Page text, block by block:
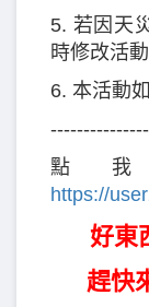
5. 若因天
時修改活
6. 本活動
點
https://
好東
趕快